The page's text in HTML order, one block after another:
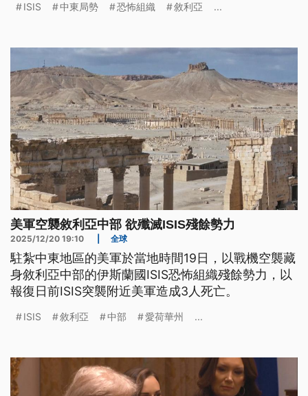
ISIS 中東局勢 恐怖組織 敘利亞 ...
美軍空襲敘利亞中部 欲殲滅ISIS殘餘勢力
2025/12/20 19:10 全球
駐紮中東地區的美軍於當地時間19日，以戰機空襲藏
身敘利亞中部的伊斯蘭國ISIS恐怖組織殘餘勢力，以
報復日前ISIS突襲附近美軍造成3人死亡。
ISIS 敘利亞 中部 愛荷華州 ...